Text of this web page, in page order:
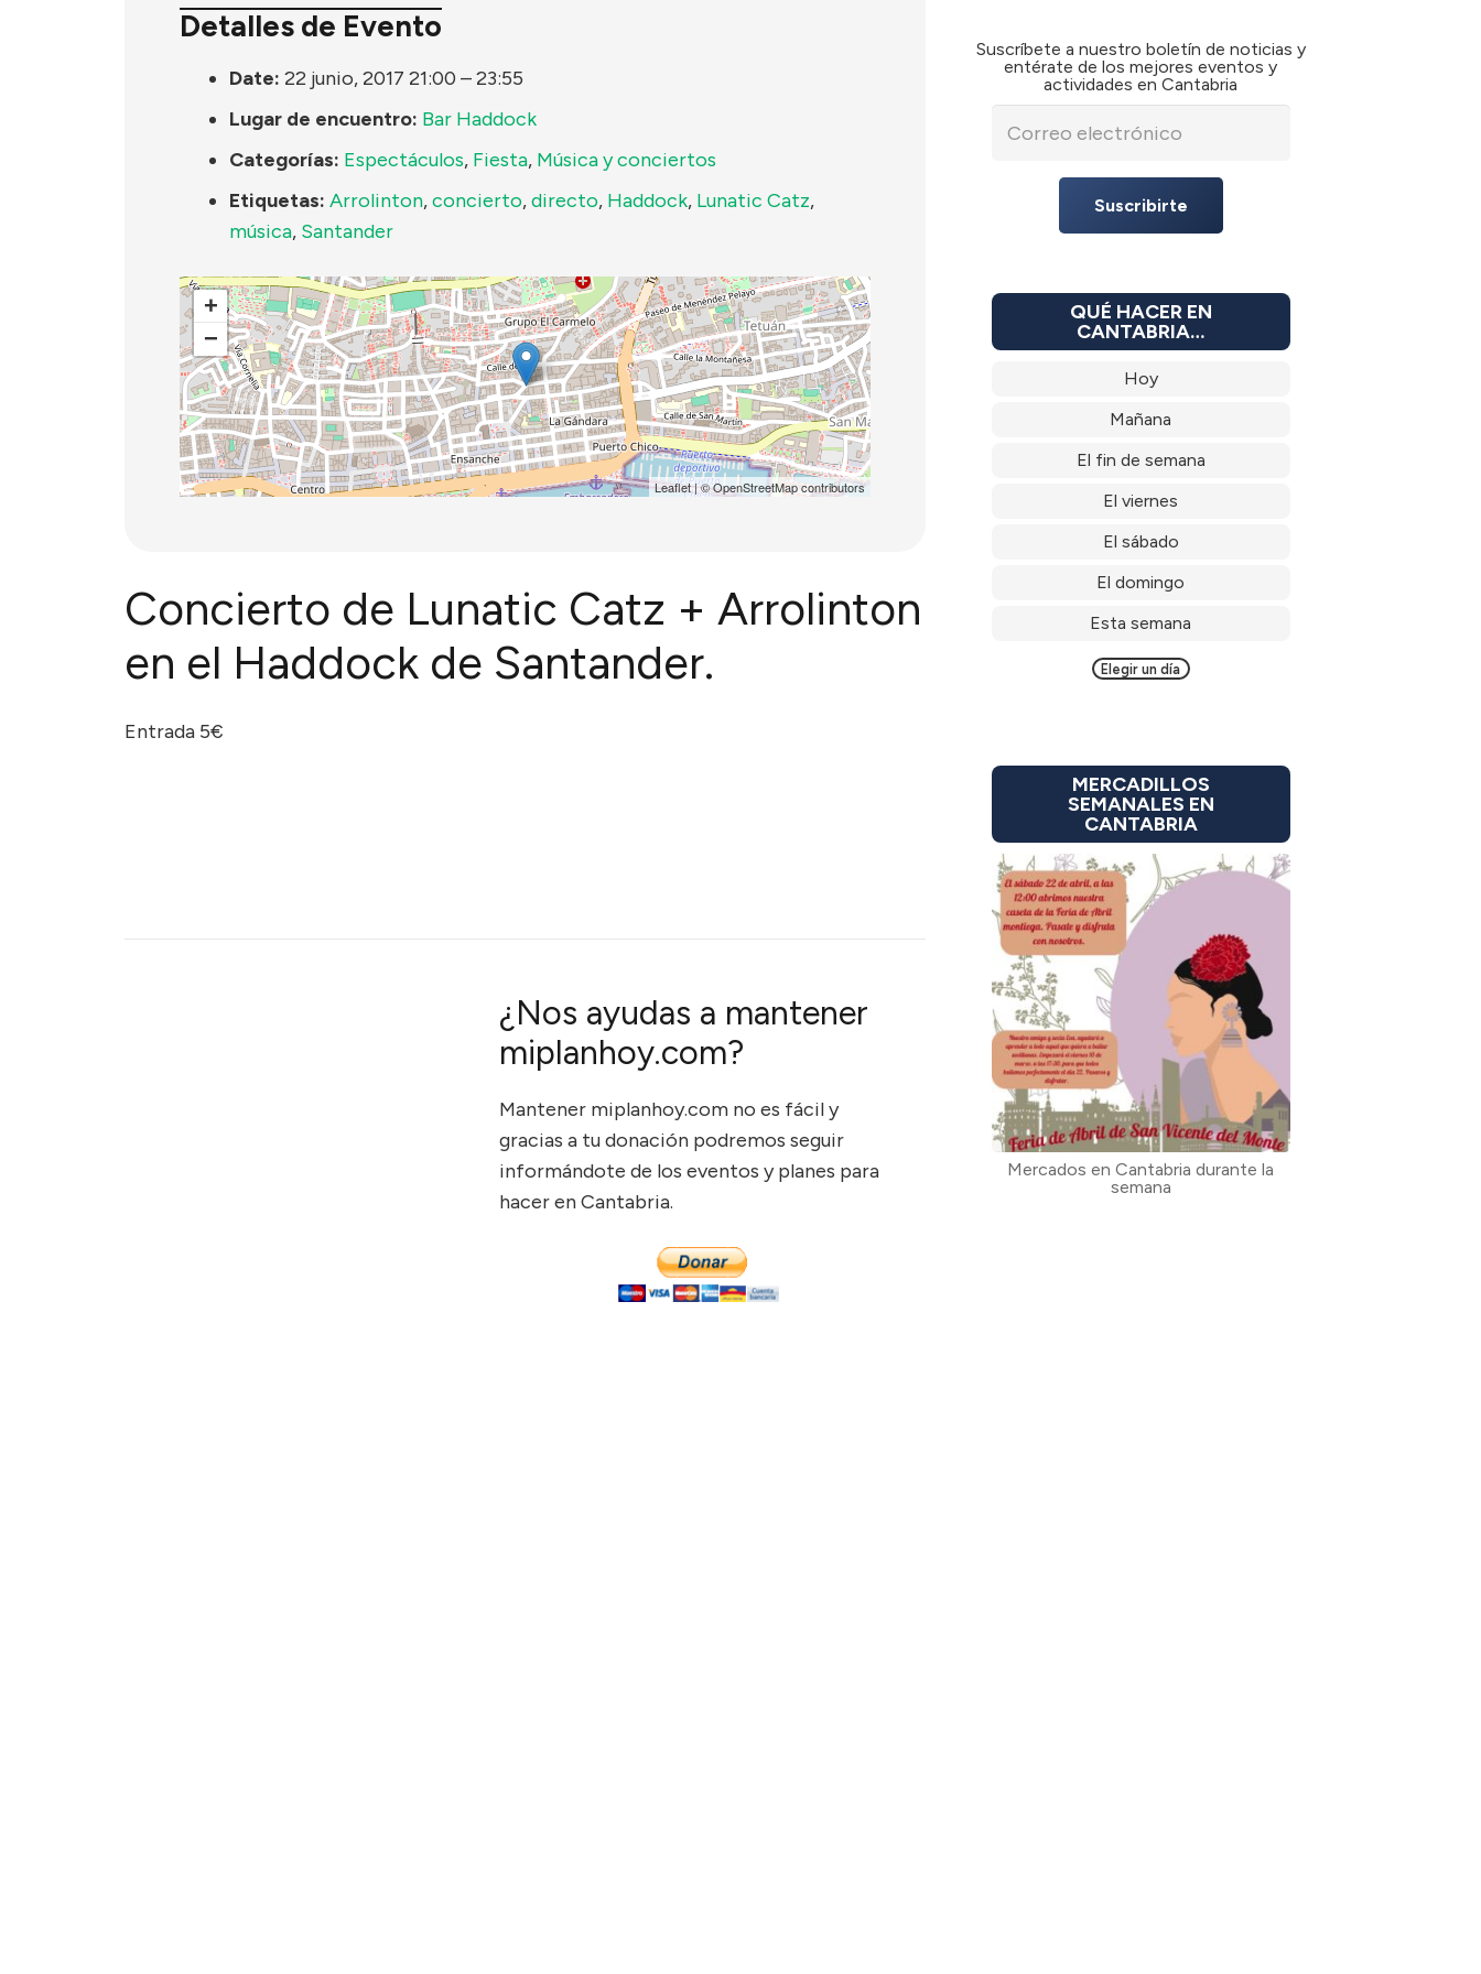
Detalles de Evento
Date: 22 junio, 2017 21:00 –23:55
Lugar de encuentro: Bar Haddock
Categorías: Espectáculos, Fiesta, Música y conciertos
Etiquetas: Arrolinton,concierto,directo, Haddock, Lunatic Catz,
música, Santander
+
−
Leaflet| ©OpenStreetMapcontributors
Concierto de Lunatic Catz + Arrolinton
en el Haddock de Santander.
Entrada 5€
¿Nos ayudas a mantener
miplanhoy.com?
Mantener miplanhoy.com no es fácil y
gracias a tu donación podremos seguir
informándote de los eventos y planes para
hacer en Cantabria.
Suscríbete a nuestro boletín de noticias y
entérate de los mejores eventos y
actividades en Cantabria
Suscribirte
QUÉ HACER EN
CANTABRIA…
Hoy
Mañana
El fin de semana
El viernes
El sábado
El domingo
Esta semana
Elegir un día
MERCADILLOS
SEMANALES EN
CANTABRIA
Mercados en Cantabria durante la
semana